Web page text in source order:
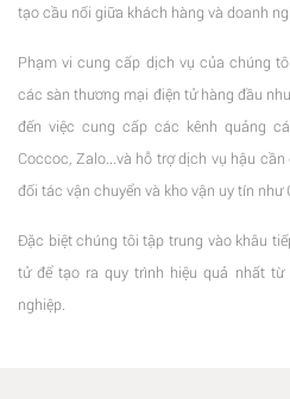
tạo cầu nối giữa khách hàng và doanh
Phạm vi cung cấp dịch vụ của chúng
các sàn thương mại điện tử hàng đầu
đến việc cung cấp các kênh quảng
Coccoc, Zalo...và hỗ trợ dịch vụ hậu
đối tác vận chuyển và kho vận uy tín như
Đặc biệt chúng tôi tập trung vào khâu
tử để tạo ra quy trình hiệu quả nhất
nghiệp.